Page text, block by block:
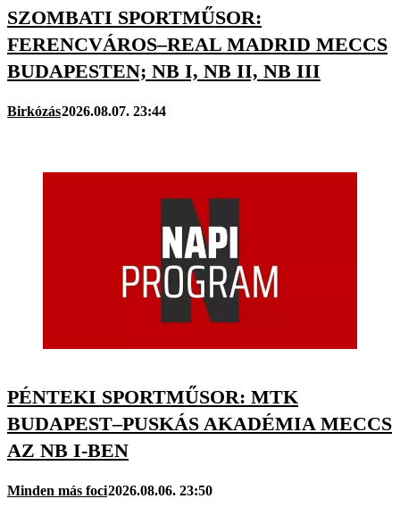
SZOMBATI SPORTMŰSOR:
FERENCVÁROS–REAL MADRID MECCS
BUDAPESTEN; NB I, NB II, NB III
Birkózás2026.08.07. 23:44
PÉNTEKI SPORTMŰSOR: MTK
BUDAPEST–PUSKÁS AKADÉMIA MECCS
AZ NB I-BEN
Minden más foci2026.08.06. 23:50